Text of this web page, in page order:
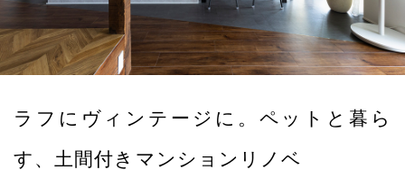
ラフにヴィンテージに。ペットと暮ら
す、土間付きマンションリノベ